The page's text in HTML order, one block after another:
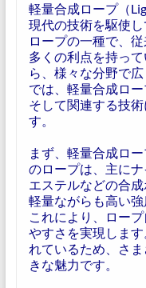
軽量合成ロープ（
現代の技術を駆使
ロープの一種で、
多くの利点を持っ
ら、様々な分野で
では、軽量合成ロ
そして関連する技
す。
まず、軽量合成ロ
のロープは、主に
エステルなどの合
軽量ながらも高い強
これにより、ロー
やすさを実現しま
れているため、さ
きな魅力です。